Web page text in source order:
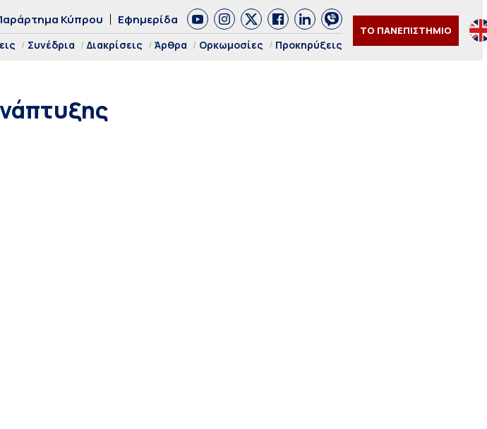
Κύπρου Εφημερίδα
Συνέδρια Διακρίσεις Άρθρα Ορκωμοσίες Προκηρύξεις
ΤΟ ΠΑΝΕΠΙΣΤΗΜΙΟ